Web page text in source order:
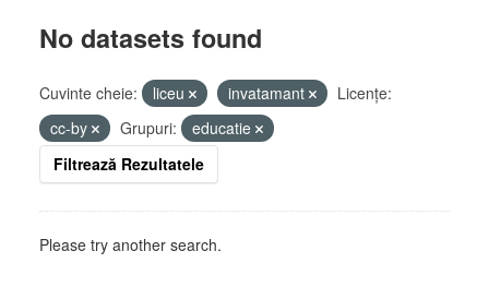
No datasets found
Cuvinte cheie: liceu invatamant
Licenţe:
cc-by
Grupuri:
educatie
Filtrează Rezultatele
Please try another search.